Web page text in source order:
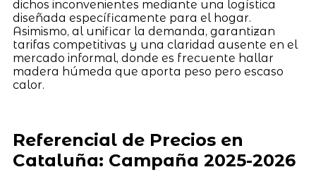
dichos inconvenientes mediante una logística
diseñada específicamente para el hogar.
Asimismo, al unificar la demanda, garantizan
tarifas competitivas y una claridad ausente en el
mercado informal, donde es frecuente hallar
madera húmeda que aporta peso pero escaso
calor.
Referencial de Precios en
Cataluña: Campaña 2025-2026